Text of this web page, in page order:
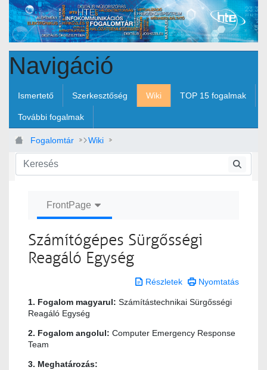
Ugrás a fő tartalomhoz
Navigáció
Ismertető Szerkesztőség Wiki TOP 15 fogalmak
További fogalmak
Fogalomtár Wiki
Számítógépes Sürgősségi Reagáló Egység
FrontPage
Számítógépes Sürgősségi
Reagáló Egység
Részletek Nyomtatás
1. Fogalom magyarul: Számítástechnikai Sürgősségi
Reagáló Egység
2. Fogalom angolul: Computer Emergency Response
Team
3. Meghatározás: